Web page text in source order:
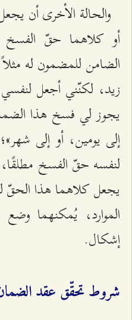
والحالة الأخرى أن
أو كلاهما حقّ
الضامن للمضمون له
زيد، لكنّني أجعل
يجوز لي فسخ هذا
إلى يومين، أو إلى
لنفسه حقّ الفسخ مطلقًا،
يجعل كلاهما هذا
الموارد، يُمكنهما
إشكال.
شروط تحقّق عقد